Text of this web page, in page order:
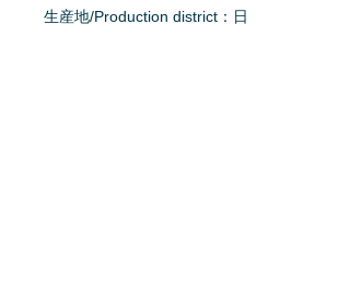
生産地/Production district：日